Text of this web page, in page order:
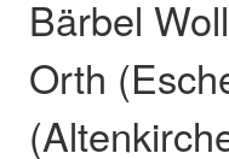
Bärbel
Orth